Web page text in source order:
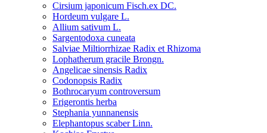
Cirsium japonicum Fisch.ex DC.
Hordeum vulgare L.
Allium sativum L.
Sargentodoxa cuneata
Salviae Miltiorrhizae Radix et Rhizoma
Lophatherum gracile Brongn.
Angelicae sinensis Radix
Codonopsis Radix
Bothrocaryum controversum
Erigerontis herba
Stephania yunnanensis
Elephantopus scaber Linn.